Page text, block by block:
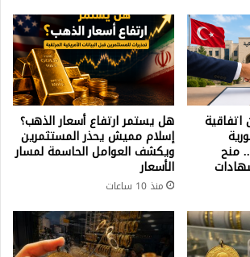
اتفاقية
منح
هل يستمر ارتفاع أسعار الذهب؟
إسلام مميش يحذر المستثمرين
ويكشف العوامل الحاسمة لمسار
الأسعار
منذ 10 ساعات